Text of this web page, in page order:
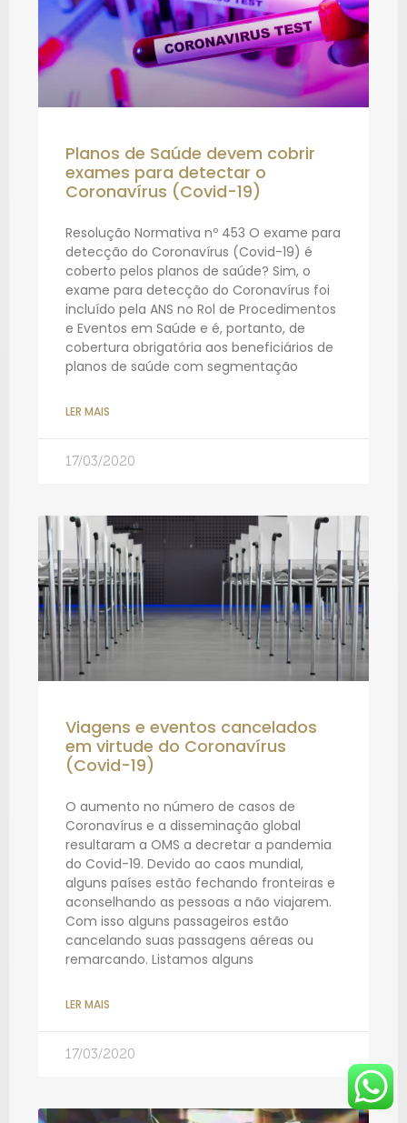
Planos de Saúde devem cobrir
exames para detectar o
Coronavírus (Covid-19)
Resolução Normativa nº 453 O exame para
detecção do Coronavírus (Covid-19) é
coberto pelos planos de saúde? Sim, o
exame para detecção do Coronavírus foi
incluído pela ANS no Rol de Procedimentos
e Eventos em Saúde e é, portanto, de
cobertura obrigatória aos beneficiários de
planos de saúde com segmentação
LER MAIS
17/03/2020
Viagens e eventos cancelados
em virtude do Coronavírus
(Covid-19)
O aumento no número de casos de
Coronavírus e a disseminação global
resultaram a OMS a decretar a pandemia
do Covid-19. Devido ao caos mundial,
alguns países estão fechando fronteiras e
aconselhando as pessoas a não viajarem.
Com isso alguns passageiros estão
cancelando suas passagens aéreas ou
remarcando. Listamos alguns
LER MAIS
17/03/2020